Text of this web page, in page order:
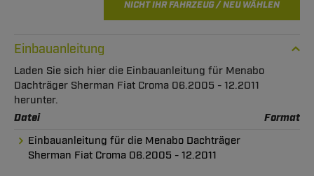
NICHT IHR FAHRZEUG / NEU WÄHLEN
Einbauanleitung
Laden Sie sich hier die Einbauanleitung für Menabo
Dachträger Sherman Fiat Croma 06.2005 - 12.2011
herunter.
Datei Format
Einbauanleitung für die Menabo Dachträger
Sherman Fiat Croma 06.2005 - 12.2011